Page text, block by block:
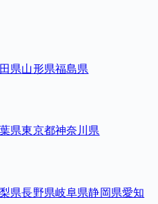
県山形県福島県
県東京都神奈川県
県長野県岐阜県静岡県愛知